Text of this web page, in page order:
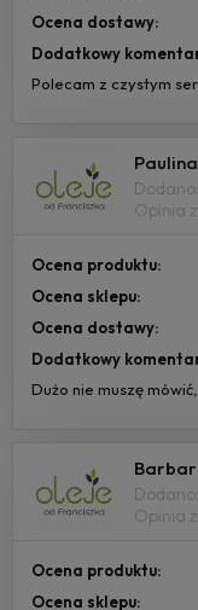
Ocena dostawy:
Dodatkowy
Polecam z czystym
Paulina
Opinia
Ocena produktu:
Ocena sklepu:
Ocena dostawy:
Dodatkowy
Dużo nie muszę
Opinia
Ocena produktu:
Ocena sklepu: